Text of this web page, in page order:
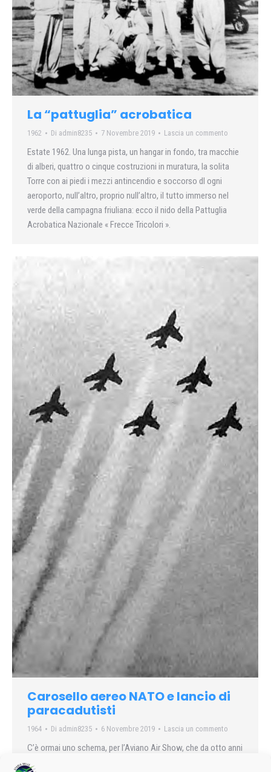
La “pattuglia” acrobatica
1962 Di admin8235 7 Novembre 2019 Lascia un commento
Estate 1962. Una lunga pista, un hangar in fondo, tra macchie
di alberi, quattro o cinque costruzioni in muratura, la solita
Torre con ai piedi i mezzi antincendio e soccorso dl ogni
aeroporto, null’altro, proprio null’altro, il tutto immerso nel
verde della campagna friuliana: ecco il nido della Pattuglia
Acrobatica Nazionale « Frecce Tricolori ».
Carosello aereo NATO e lancio di
paracadutisti
1964 Di admin8235 6 Novembre 2019 Lascia un commento
C’è ormai uno schema, per l’Aviano Air Show, che da otto anni
si svolge nella famosa base friulana, eppure ogni anno